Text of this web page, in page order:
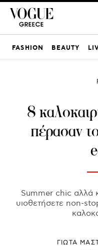
FASHION BEAUTY
8
πέρασαν
Summer chic αλλά
υιοθετήσετε non-
ΓΙΩΤΑ